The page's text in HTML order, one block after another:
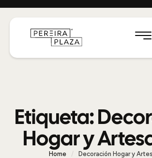
Etiqueta:
Hogar y
Home / Decoración Hogar y